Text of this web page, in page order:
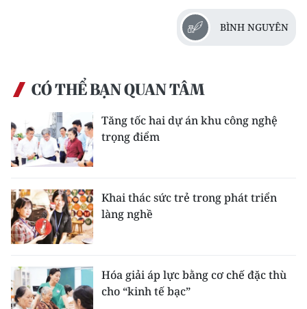
BÌNH NGUYÊN
CÓ THỂ BẠN QUAN TÂM
Tăng tốc hai dự án khu công nghệ
trọng điểm
Khai thác sức trẻ trong phát triển
làng nghề
Hóa giải áp lực bằng cơ chế đặc thù
cho “kinh tế bạc”